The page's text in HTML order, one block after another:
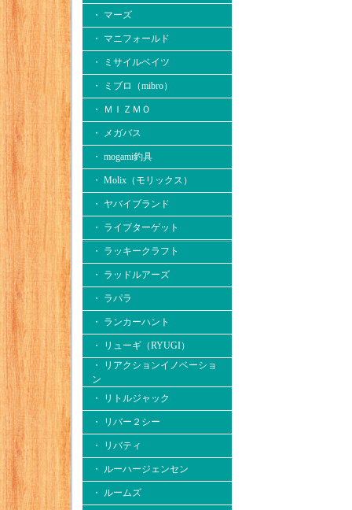
・ マーズ
・ マニフォールド
・ ミサイルベイツ
・ ミブロ（mibro）
・ ＭＩＺＭＯ
・ メガバス
・ mogami釣具
・ Molix（モリックス）
・ ヤバイブランド
・ ライブターゲット
・ ラッキークラフト
・ ラッドルアーズ
・ ラパラ
・ ランカーハント
・ リューギ（RYUGI）
・ リアクションイノベーショ
ン
・ リトルジャック
・ リバー２シー
・ リバティ
・ ルーハージェンセン
・ ルームズ